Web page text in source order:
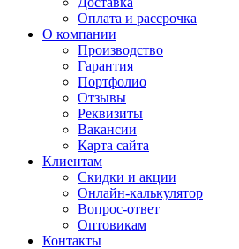
Оплата и рассрочка
О компании
Производство
Гарантия
Портфолио
Отзывы
Реквизиты
Вакансии
Карта сайта
Клиентам
Скидки и акции
Онлайн-калькулятор
Вопрос-ответ
Оптовикам
Контакты